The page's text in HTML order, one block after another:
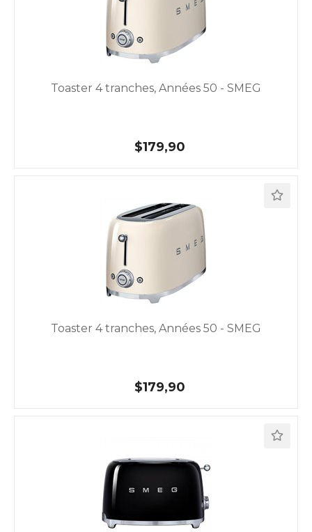
Toaster 4 tranches, Années 50 - SMEG
$179,90
Toaster 4 tranches, Années 50 - SMEG
$179,90